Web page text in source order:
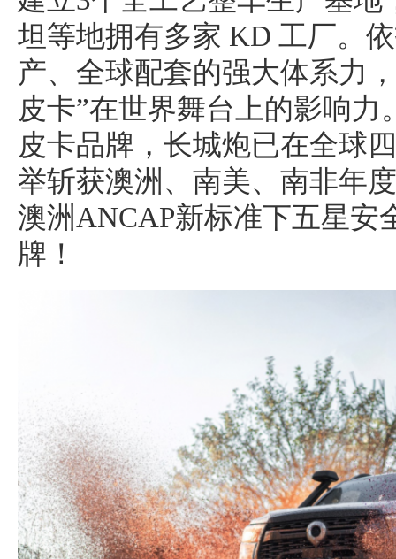
坦等地拥有多家 KD 工厂。
产、全球配套的强大体系力
皮卡”在世界舞台上的影响
皮卡品牌，长城炮已在全球
举斩获澳洲、南美、南非年
澳洲ANCAP新标准下五星安
牌！